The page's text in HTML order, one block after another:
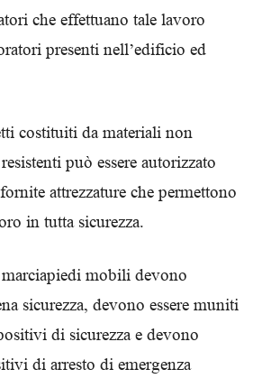
che effettuano tale lavoro
presenti nell’edificio ed
costituiti da materiali non
può essere autorizzato
attrezzature che permettono
in tutta sicurezza.
mobili devono
sicurezza, devono essere muniti
di sicurezza e devono
di arresto di emergenza